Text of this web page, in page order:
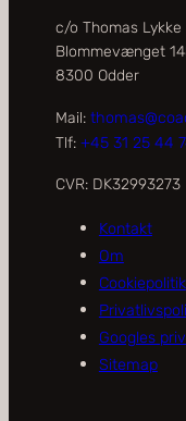
c/o Thomas Lykke
Blommevænget
8300 Odder
Mail:
Tlf: +45 31 25 44
CVR: DK32993273
Kontakt
Om
Cookiepolitik
Googles
Sitemap